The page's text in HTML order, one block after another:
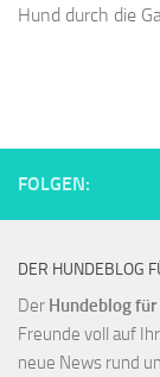
Hund durch die
FOLGEN:
DER HUNDEBLOG
Der Hundeblog
Freunde voll auf
neue News rund